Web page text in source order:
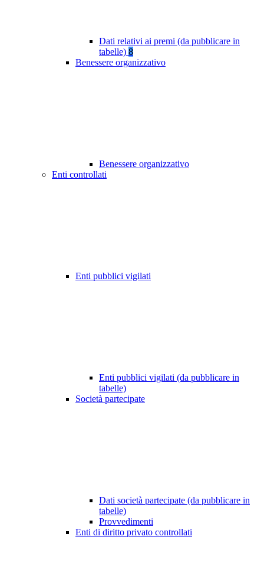
Dati relativi ai premi (da pubblicare in
tabelle) 8
Benessere organizzativo
Benessere organizzativo
Enti controllati
Enti pubblici vigilati
Enti pubblici vigilati (da pubblicare in
tabelle)
Società partecipate
Dati società partecipate (da pubblicare in
tabelle)
Provvedimenti
Enti di diritto privato controllati